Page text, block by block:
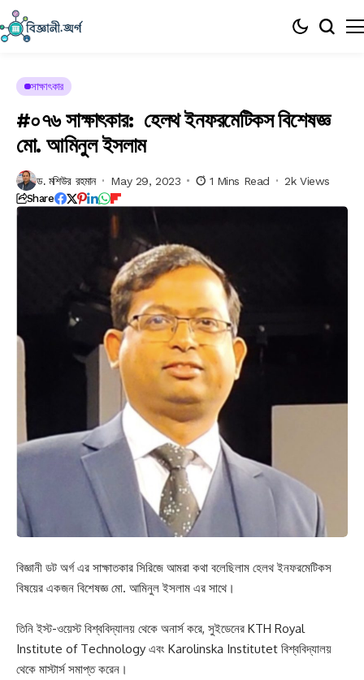
সাক্ষাৎকার
#০৭৬ সাক্ষাৎকার: হেলথ ইনফরমেটিকস বিশেষজ্ঞ
মো. আমিনুল ইসলাম
ড. মশিউর রহমান May 29, 2023 1 Mins Read 2k Views
Share
বিজ্ঞানী ডট অর্গ এর সাক্ষাতকার সিরিজে আমরা কথা বলেছিলাম হেলথ ইনফরমেটিকস
বিষয়ের একজন বিশেষজ্ঞ মো. আমিনুল ইসলাম এর সাথে।
তিনি ইস্ট-ওয়েস্ট বিশ্ববিদ্যালয় থেকে অনার্স করে, সুইডেনের KTH Royal
Institute of Technology এবং Karolinska Institutet বিশ্ববিদ্যালয়
থেকে মাস্টার্স সমাপ্ত করেন।